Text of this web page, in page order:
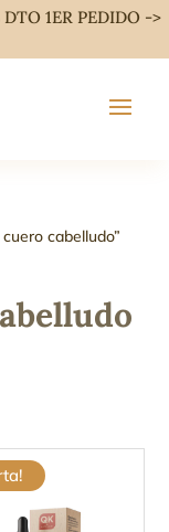
1ER PEDIDO ->
cabelludo”